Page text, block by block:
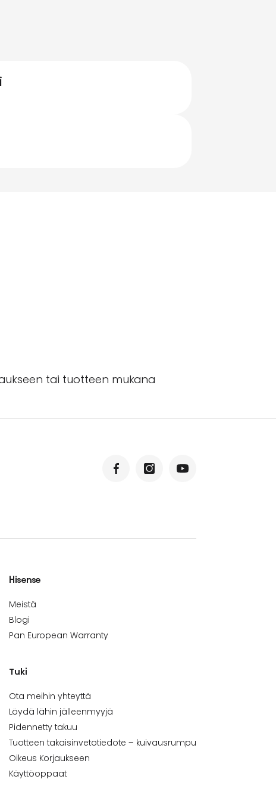
tai tuotteen mukana
Hisense
Meistä
Blogi
Pan European Warranty
Tuki
Ota meihin yhteyttä
Löydä lähin jälleenmyyjä
Pidennetty takuu
Tuotteen takaisinvetotiedote – kuivausrumpu
Oikeus Korjaukseen
Käyttöoppaat